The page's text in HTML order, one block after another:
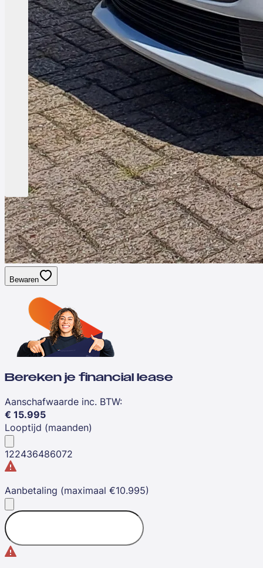
Bewaren
Bereken je financial lease
Aanschafwaarde inc. BTW:
€ 15.995
Looptijd (maanden)
122436486072
Aanbetaling (maximaal €10.995)